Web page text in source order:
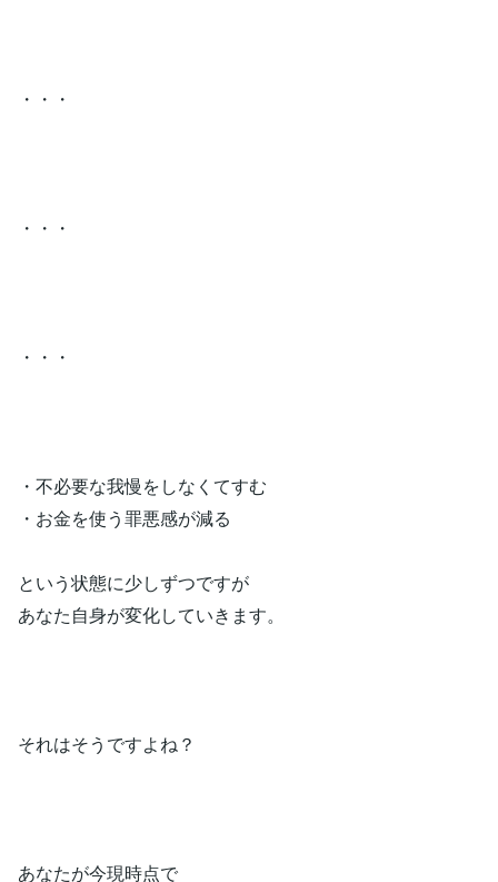
・・・
・・・
・・・
・不必要な我慢をしなくてすむ
・お金を使う罪悪感が減る
という状態に少しずつですが
あなた自身が変化していきます。
それはそうですよね？
あなたが今現時点で